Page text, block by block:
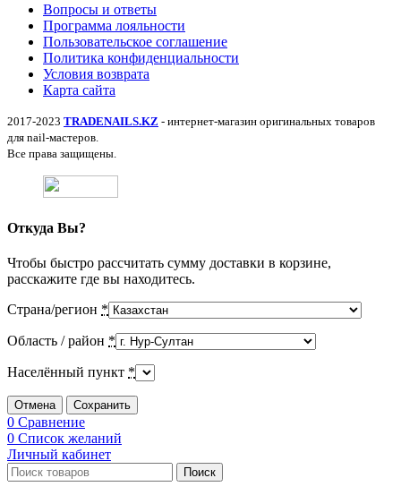
Вопросы и ответы
Программа лояльности
Пользовательское соглашение
Политика конфиденциальности
Условия возврата
Карта сайта
2017-2023 TRADENAILS.KZ - интернет-магазин оригинальных товаров
для nail-мастеров.
Все права защищены.
Откуда Вы?
Чтобы быстро рассчитать сумму доставки в корзине,
расскажите где вы находитесь.
Страна/регион *
Область / район *
Населённый пункт *
Отмена Сохранить
0 Сравнение
0 Список желаний
Личный кабинет
Поиск